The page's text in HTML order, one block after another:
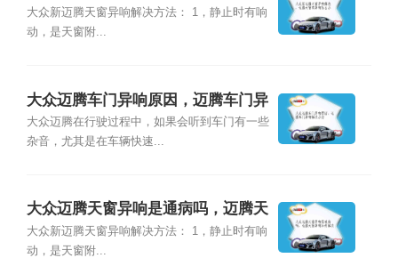
有异响怎么办
大众新迈腾天窗异响解决方法： 1，静止时有响
动，是天窗附...
大众迈腾车门异响原因，迈腾车门异
响解决办法
大众迈腾在行驶过程中，如果会听到车门有一些
杂音，尤其是在车辆快速...
大众迈腾天窗异响是通病吗，迈腾天
窗异响如何解决
大众新迈腾天窗异响解决方法： 1，静止时有响
动，是天窗附...